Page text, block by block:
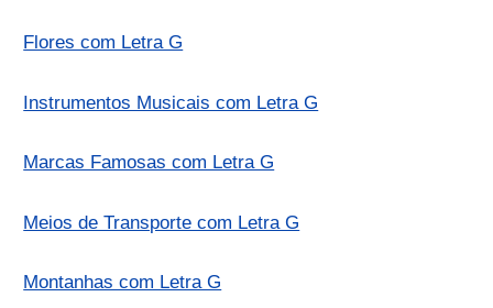
Flores com Letra G
Instrumentos Musicais com Letra G
Marcas Famosas com Letra G
Meios de Transporte com Letra G
Montanhas com Letra G